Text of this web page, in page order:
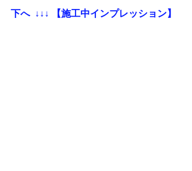
下へ  ↓↓↓ 【施工中インプレッション】